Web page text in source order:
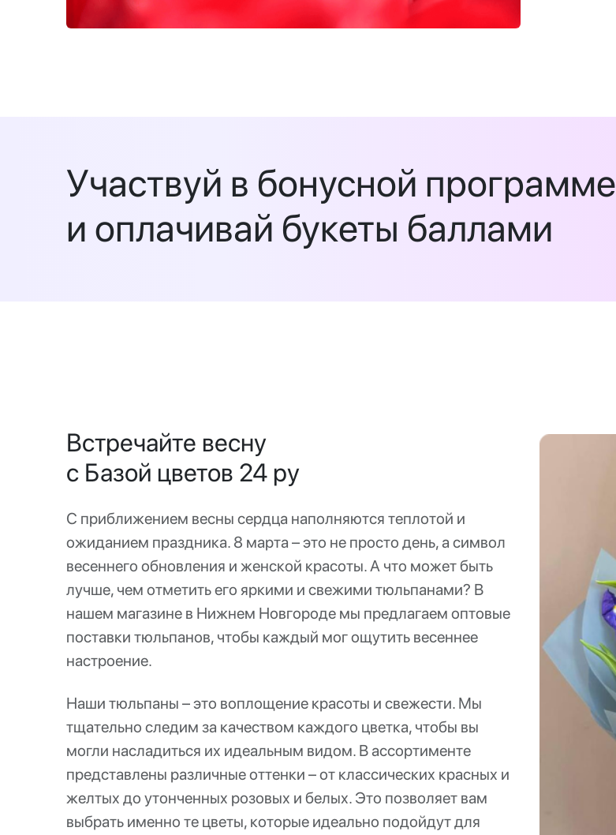
Участвуй в бонусной программе
и оплачивай букеты баллами
Встречайте весну
с Базой цветов 24 ру
С приближением весны сердца наполняются теплотой и
ожиданием праздника. 8 марта – это не просто день, а символ
весеннего обновления и женской красоты. А что может быть
лучше, чем отметить его яркими и свежими тюльпанами? В
нашем магазине в Нижнем Новгороде мы предлагаем оптовые
поставки тюльпанов, чтобы каждый мог ощутить весеннее
настроение.
Наши тюльпаны – это воплощение красоты и свежести. Мы
тщательно следим за качеством каждого цветка, чтобы вы
могли насладиться их идеальным видом. В ассортименте
представлены различные оттенки – от классических красных и
желтых до утонченных розовых и белых. Это позволяет вам
выбрать именно те цветы, которые идеально подойдут для